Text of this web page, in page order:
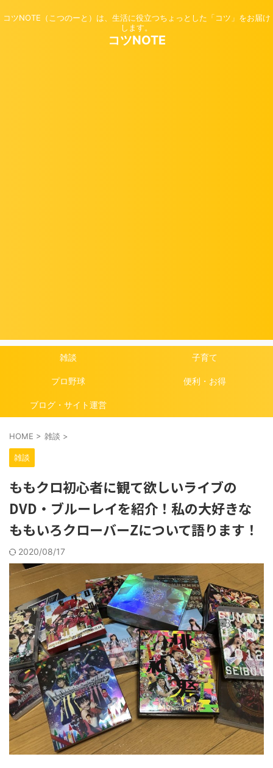
コツNOTE（こつのーと）は、生活に役立つちょっとした「コツ」をお届け
します。
コツNOTE
雑談 子育て
プロ野球 便利・お得
ブログ・サイト運営
HOME > 雑談 >
雑談
ももクロ初心者に観て欲しいライブの
DVD・ブルーレイを紹介！私の大好きな
ももいろクローバーZについて語ります！
2020/08/17